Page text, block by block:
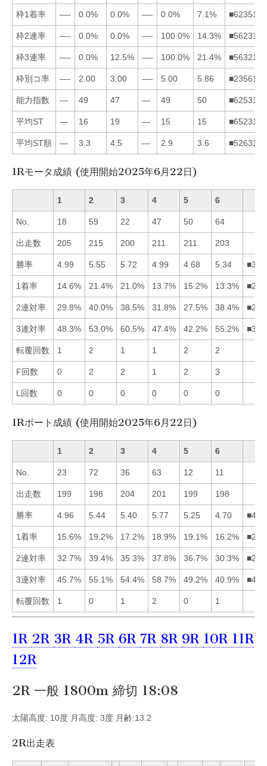
枠1着率 —- 0.0% 0.0% —- 0.0% 7.1% ■623514
枠2連率 —- 0.0% 0.0% —- 100.0% 14.3% ■562314
枠3連率 —- 0.0% 12.5% —- 100.0% 21.4% ■563214
枠別コ率 —- 2.00 3.00 —- 5.00 5.86 ■235614
能力指数 — 49 47 — 49 50 ■625314
平均ST — 16 19 — 15 15 ■652314
平均ST順 — 3.3 4.5 — 2.9 3.6 ■526314
1Rモータ成績 (使用開始2025年6月22日)
1 2 3 4 5 6
No. 18 59 22 47 50 64
出走数 205 215 200 211 211 203
勝率 4.99 5.55 5.72 4.99 4.68 5.34
1着率 14.6% 21.4% 21.0% 13.7% 15.2% 13.3%
2連対率 29.8% 40.0% 38.5% 31.8% 27.5% 38.4%
3連対率 48.3% 53.0% 60.5% 47.4% 42.2% 55.2%
転覆回数 1 2 1 1 2 2
F回数 0 2 2 1 2 3
L回数 0 0 0 0 0 0
1Rボート成績 (使用開始2025年6月22日)
1 2 3 4 5 6
No. 23 72 36 63 12 11
出走数 199 198 204 201 199 198
勝率 4.96 5.44 5.40 5.77 5.25 4.70
1着率 15.6% 19.2% 17.2% 18.9% 19.1% 16.2%
2連対率 32.7% 39.4% 35.3% 37.8% 36.7% 30.3%
3連対率 45.7% 55.1% 54.4% 58.7% 49.2% 40.9%
転覆回数 1 0 1 2 0 1
1R 2R 3R 4R 5R 6R 7R 8R 9R 10R 11R
12R
2R 一般 1800m 締切 18:08
太陽高度: 10度 月高度: 3度 月齢:13.2
2R出走表